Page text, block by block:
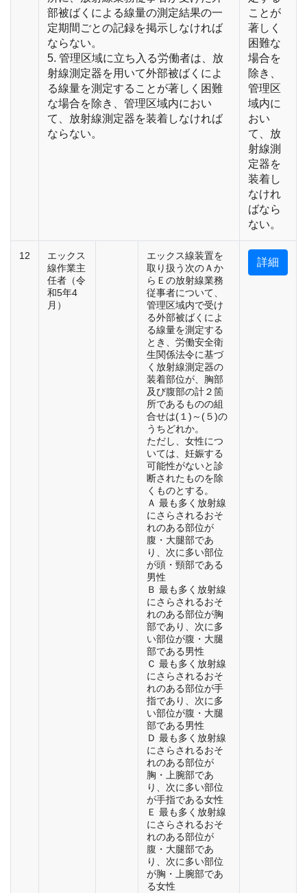
部被ばくによる線量の測定結果の一
定期間ごとの記録を掲示しなければ
ならない。
5. 管理区域に立ち入る労働者は、放
射線測定器を用いて外部被ばくによ
る線量を測定することが著しく困難
な場合を除き、管理区域内におい
て、放射線測定器を装着しなければ
ならない。
ことが
著しく
困難な
場合を
除き、
管理区
域内に
おい
て、放
射線測
定器を
装着し
なけれ
ばなら
ない。
12
エックス
線作業主
任者（令
和5年4
月）
エックス線装置を
取り扱う次のＡか
らＥの放射線業務
従事者について、
管理区域内で受け
る外部被ばくによ
る線量を測定する
とき、労働安全衛
生関係法令に基づ
く放射線測定器の
装着部位が、胸部
及び腹部の計２箇
所であるものの組
合せは(１)～(５)の
うちどれか。
ただし、女性につ
いては、妊娠する
可能性がないと診
断されたものを除
くものとする。
Ａ 最も多く放射線
にさらされるおそ
れのある部位が
腹・大腿部であ
り、次に多い部位
が頭・頸部である
男性
Ｂ 最も多く放射線
にさらされるおそ
れのある部位が胸
部であり、次に多
い部位が腹・大腿
部である男性
Ｃ 最も多く放射線
にさらされるおそ
れのある部位が手
指であり、次に多
い部位が腹・大腿
部である男性
Ｄ 最も多く放射線
にさらされるおそ
れのある部位が
胸・上腕部であ
り、次に多い部位
が手指である女性
Ｅ 最も多く放射線
にさらされるおそ
れのある部位が
腹・大腿部であ
り、次に多い部位
が胸・上腕部であ
る女性
詳細